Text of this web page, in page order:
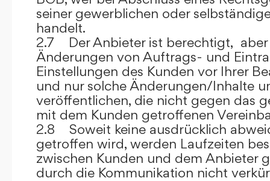
seiner gewerblichen oder
handelt.
2.7 Der Anbieter ist berechtigt,
Änderungen von Auftrags- und
Einstellungen des Kunden vor Ihrer
und nur solche Änderungen/Inhalte
veröffentlichen, die nicht gegen das
mit dem Kunden getroffenen
2.8 Soweit keine ausdrücklich
getroffen wird, werden Laufzeiten
zwischen Kunden und dem Anbieter
durch die Kommunikation nicht